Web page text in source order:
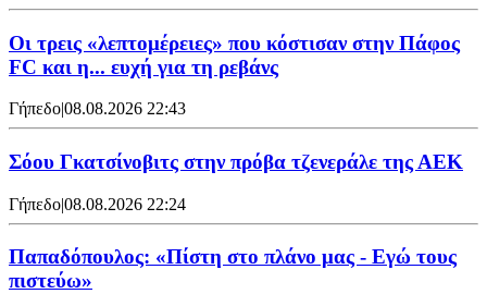
Οι τρεις «λεπτομέρειες» που κόστισαν στην Πάφος
FC και η... ευχή για τη ρεβάνς
Γήπεδο|08.08.2026 22:43
Σόου Γκατσίνοβιτς στην πρόβα τζενεράλε της ΑΕΚ
Γήπεδο|08.08.2026 22:24
Παπαδόπουλος: «Πίστη στο πλάνο μας - Εγώ τους
πιστεύω»